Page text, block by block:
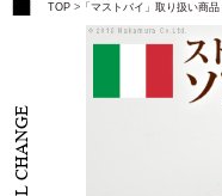
TOP > 「マストバイ」取り扱い商品